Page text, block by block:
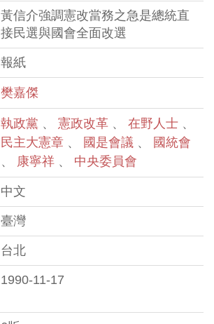
黃信介強調憲改當務之急是總統直
接民選與國會全面改選
報紙
樊嘉傑
執政黨 、 憲政改革 、 在野人士 、
民主大憲章 、 國是會議 、
國統會
、 康寧祥 、 中央委員會
中文
臺灣
台北
1990-11-17